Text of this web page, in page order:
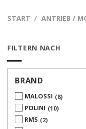
START / ANTRIEB /
FILTERN NACH
BRAND
MALOSSI
8
POLINI 10
RMS
2